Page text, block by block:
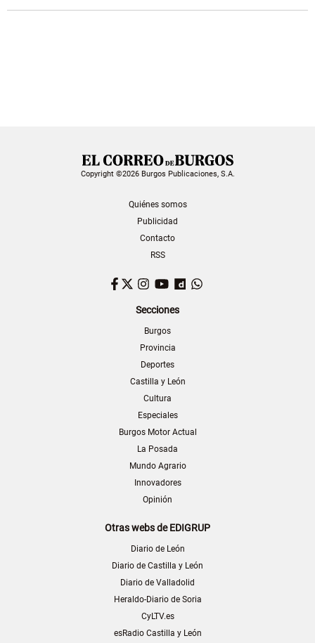
Copyright ©2026 Burgos Publicaciones, S.A.
Quiénes somos
Publicidad
Contacto
RSS
Facebook
TwitterInstagram
YouTubeDailymotion
Secciones
Burgos
Provincia
Deportes
Castilla y León
Cultura
Especiales
Burgos Motor Actual
La Posada
Mundo Agrario
Innovadores
Opinión
Otras webs de EDIGRUP
Diario de León
Diario de Castilla y León
Diario de Valladolid
Heraldo-Diario de Soria
CyLTV.es
esRadio Castilla y León